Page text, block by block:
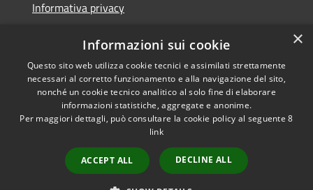
Informativa privacy
Dichiarazione di accessibilità
RSS
Copyright © 2026 • Comune di
Municipium •
redazione
×
Informazioni sui cookie
Questo sito web utilizza cookie tecnici e assimilati strettamente
necessari al corretto funzionamento e alla navigazione del sito,
nonché un cookie tecnico analitico al solo fine di elaborare
informazioni statistiche, aggregate e anonime.
Per maggiori dettagli, può consultare la cookie policy al seguente8
link
ACCEPT ALL DECLINE ALL